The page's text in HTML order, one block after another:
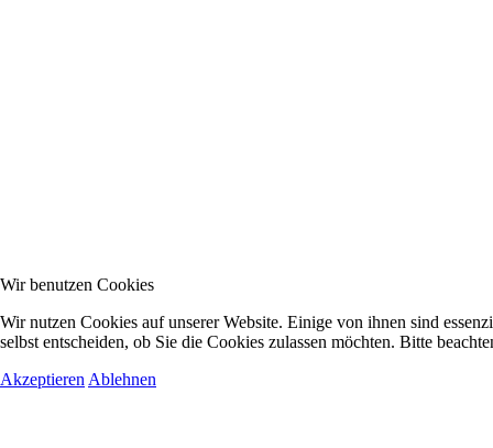
Wir benutzen Cookies
Wir nutzen Cookies auf unserer Website. Einige von ihnen sind
selbst entscheiden, ob Sie die Cookies zulassen möchten. Bitte
Akzeptieren Ablehnen